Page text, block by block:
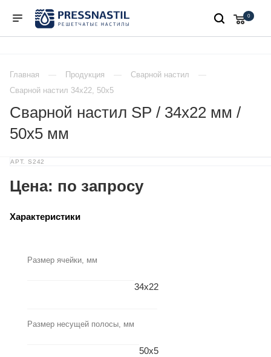
0
Главная Продукция
Сварной настил
Сварной настил 34х22, 50х5
Сварной настил SP / 34х22 мм /
50х5 мм
АРТ. S242
Цена: по запросу
Характеристики
Размер ячейки, мм
34x22
Размер несущей полосы, мм
50x5